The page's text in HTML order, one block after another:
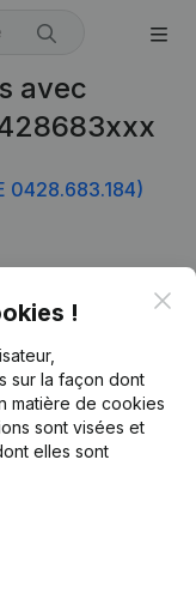
avec
0428.683.184)
!
sur la façon dont
matière de cookies
sont visées et
elles sont
d’entreprise
internationale